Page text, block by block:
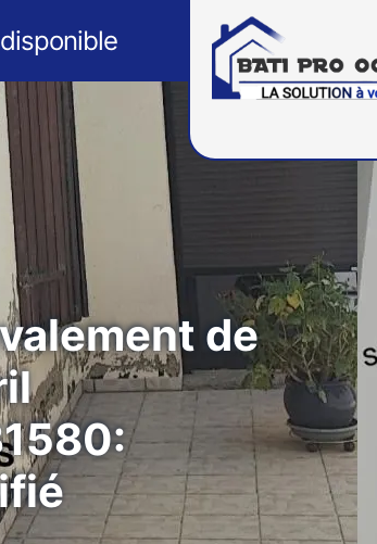
de